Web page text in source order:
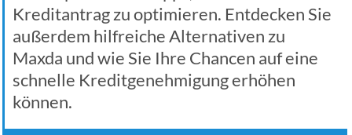
Kreditantrag zu optimieren. Entdecken Sie
außerdem hilfreiche Alternativen zu
Maxda und wie Sie Ihre Chancen auf eine
schnelle Kreditgenehmigung erhöhen
können.